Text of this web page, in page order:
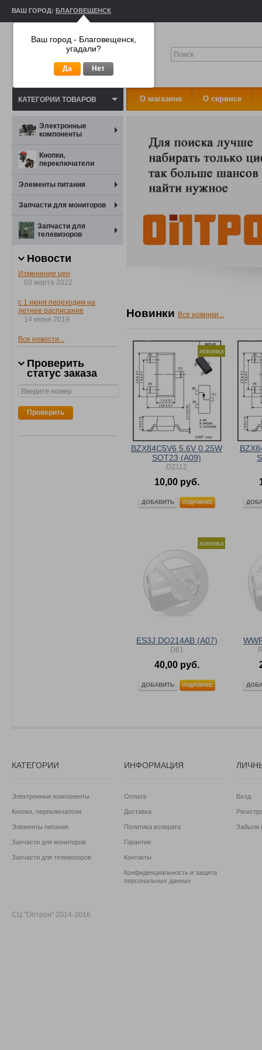
ВАШ ГОРОД: БЛАГОВЕЩЕНСК
КАТЕГОРИИ ТОВАРОВ О магазине О сервисе
Электронные
компоненты
Кнопки,
переключатели
Элементы питания
Запчасти для мониторов
Запчасти для
телевизоров
Новости
Изменение цен
03 марта 2022
с 1 июня переходим на
летнее расписание
14 июня 2019
Все новости...
Проверить
статус заказа
Проверить
Новинки Все новинки...
новинка
BZX84C5V6 5.6V 0.25W
SOT23 (A09)
DZ112
10,00 руб.
ДОБАВИТЬ ПОДРОБНЕЕ
новинка
ES3J DO214AB (A07)
D61
40,00 руб.
ДОБАВИТЬ ПОДРОБНЕЕ
КАТЕГОРИИ
Электронные компоненты
Кнопки, переключатели
Элементы питания
Запчасти для мониторов
Запчасти для телевизоров
ИНФОРМАЦИЯ
Оплата
Доставка
Политика возврата
Гарантии
Контакты
Конфиденциальность и защита
персональных данных
Вход
Забыли
СЦ "Оптрон" 2014-2016
Ваш город - Благовещенск,
угадали?
Да Нет